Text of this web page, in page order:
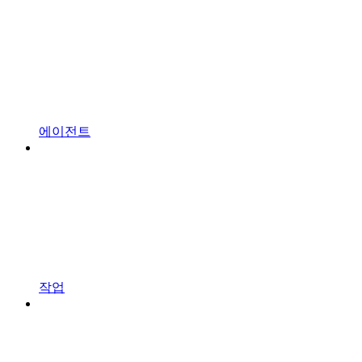
에이전트
작업